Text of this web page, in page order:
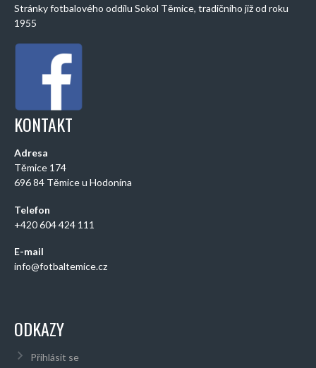
Stránky fotbalového oddílu Sokol Těmice, tradičního již od roku
1955
KONTAKT
Adresa
Těmice 174
696 84 Těmice u Hodonína
Telefon
+420 604 424 111
E-mail
info@fotbaltemice.cz
ODKAZY
Přihlásit se